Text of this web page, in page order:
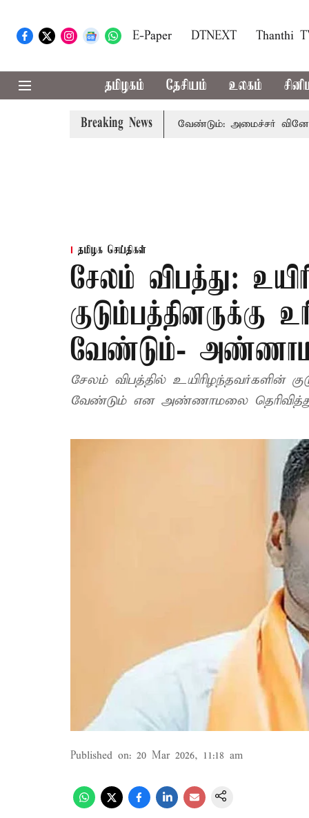
E-Paper DTNEXT Thanthi
தமிழகம் தேசியம் உலகம்
Breaking News
பயன்பாட்டை தவிர்க்க வேண்டும்: அமைச்சர் வினோத் 5
தமிழக செய்திகள்
சேலம் விபத்து:
வேண்டும்-
சேலம் விபத்தில் உயிரிழந்தவர்களின் குடும்பத்தினருக்கு, உரிய நிவாரணம் வழங்க
வேண்டும் என அண்ணாமலை
Published on: 20 Mar 2026, 11:18 am